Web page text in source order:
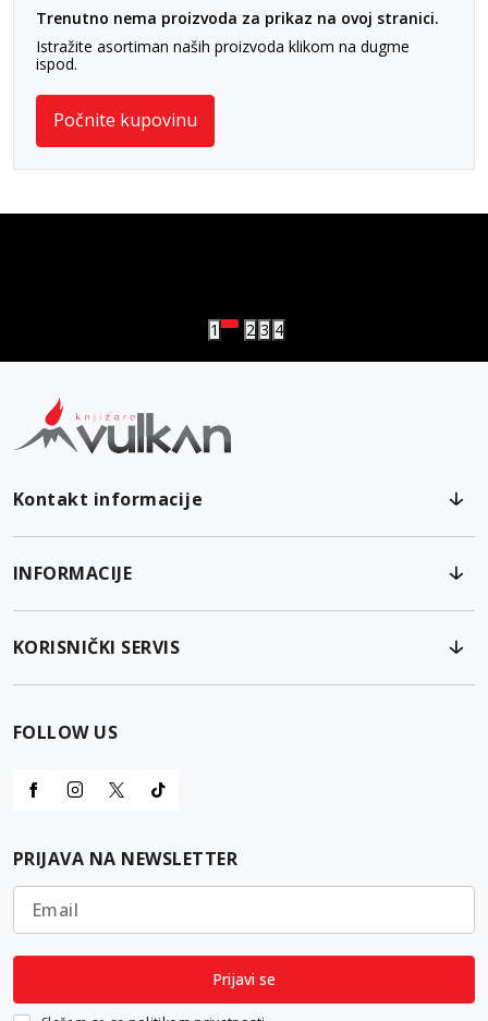
Trenutno nema proizvoda za prikaz na ovoj stranici.
Istražite asortiman naših proizvoda klikom na dugme
ispod.
Počnite kupovinu
1 2 3 4
Kontakt informacije
INFORMACIJE
KORISNIČKI SERVIS
FOLLOW US
PRIJAVA NA NEWSLETTER
Email
Prijavi se